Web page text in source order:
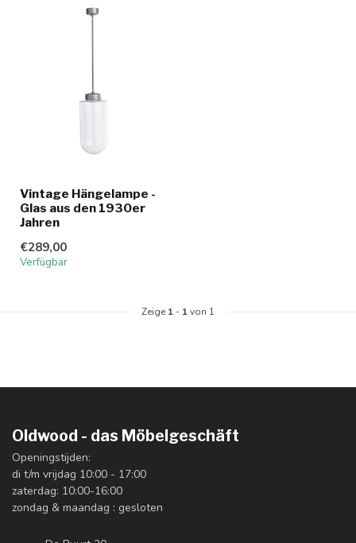
Vintage Hängelampe -
Glas aus den 1930er
Jahren
€289,00
Verfügbar
Zeige 1 - 1von 1
Oldwood - das Möbelgeschäft
Openingstijden:
di t/m vrijdag 10:00 - 17:00
zaterdag: 10:00-16:00
zondag & maandag : gesloten